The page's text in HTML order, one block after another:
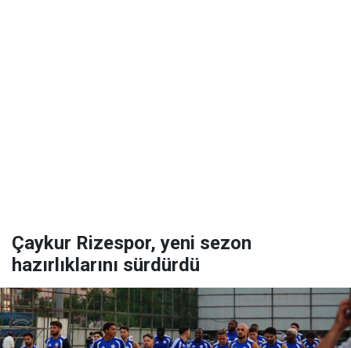
Çaykur Rizespor, yeni sezon
hazırlıklarını sürdürdü